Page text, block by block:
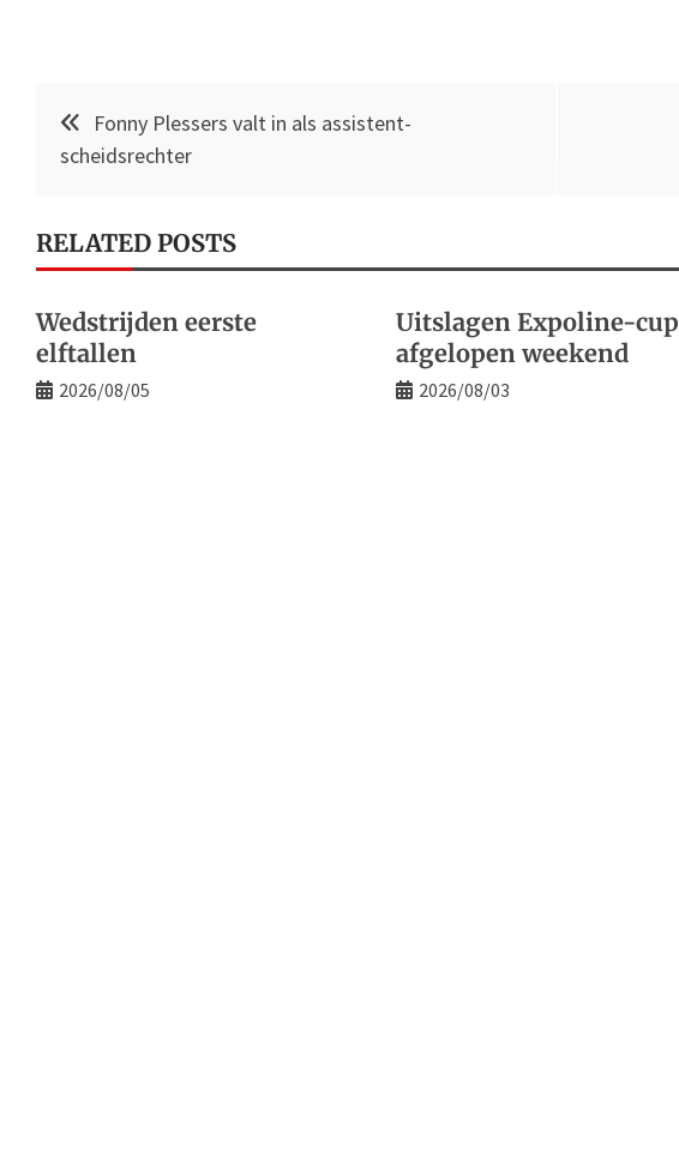
Post
navigation
Fonny Plessers valt in als assistent-
scheidsrechter
RELATED POSTS
Wedstrijden eerste
elftallen
2026/08/05
Uitslagen Expoline-cup
afgelopen weekend
2026/08/03